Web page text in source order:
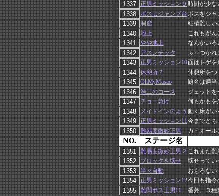
正男ミッション９ 時間が少
ボスはジャンプ台ボスをジャ
洞窟
結構難しい
地上
これもが
やや地上
なんかい
アスレチック
ふ～つかれ
正男ミッション10面はトゲを
休憩所？
休憩所をつ
OhMyMasao
題名は適
浩二のコース
ジェット
チョー急げ
何もかもを
メイドインのよう 動く床がい
正男ミッション11今までとち
難易度微妙正男
カイオー
NO. ステージ名
難易度微妙正男２ これまた
ブロックを壊せ
壊せってい
半々自動
おもろない
正男ミッション12今回も指令
難関ボス正男11
番外。３種